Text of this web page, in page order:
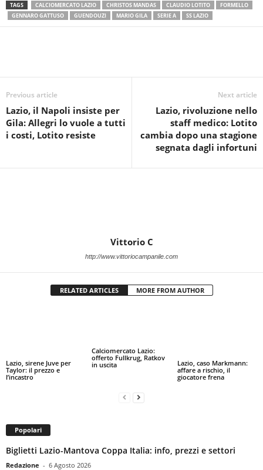
TAGS CALCIOMERCATO LAZIO CHRISTOS MANDAS CLAUDIO LOTITO
FORMELLO
GENNARO GATTUSO
GUENDOUZI MARIO GILA SERIE A SS LAZIO
Previous article
Lazio, il Napoli insiste per
Gila: Allegri lo vuole a tutti
i costi, Lotito resiste
Next article
Lazio, rivoluzione nello
staff medico: Lotito
cambia dopo una stagione
segnata dagli infortuni
Vittorio C
http://www.vittoriocampanile.com
RELATED ARTICLES MORE FROM AUTHOR
Lazio, sirene Juve per
Taylor: il prezzo e
l’incastro
Calciomercato Lazio:
offerto Fullkrug, Ratkov
in uscita
Lazio, caso Markmann:
affare a rischio, il
giocatore frena
Popolari
Biglietti Lazio-Mantova Coppa Italia: info, prezzi e settori
Redazione - 6 Agosto 2026